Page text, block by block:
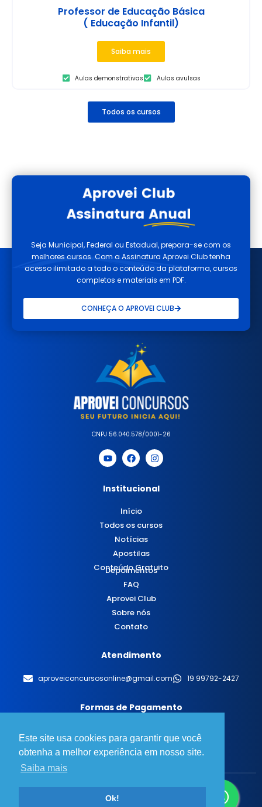
Este site usa cookies para garantir que você
obtenha a melhor experiência em nosso site.
Saiba mais
Ok!
Professor de Educação Básica
( Educação Infantil)
Saiba mais
Aulas demonstrativas Aulas avulsas
Todos os cursos
Seja Municipal, Federal ou Estadual, prepara-se com os
melhores cursos. Com a Assinatura Aprovei Club tenha
acesso ilimitado a todo o conteúdo da plataforma, cursos
completos e materiais em PDF.
CONHEÇA O APROVEI CLUB
CNPJ 56.040.578/0001-26
Institucional
Início
Todos os cursos
Notícias
Apostilas
Conteúdo Gratuito
Depoimentos
FAQ
Aprovei Club
Sobre nós
Contato
Atendimento
aproveiconcursosonline@gmail.com 19 99792-2427
Formas de Pagamento
© 2025 Aprovei Concursos - Todos os direitos reservados.